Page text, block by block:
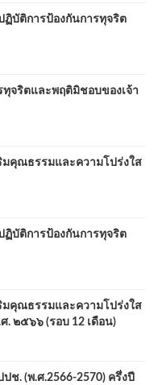
บัติการป้องกันการทุจริต
จริตและพฤติมิชอบของเจ้า
มคุณธรรมและความโปร่งใส
บัติการป้องกันการทุจริต
มคุณธรรมและความโปร่งใส
๒๕๖๖ (รอบ 12 เดือน)
. (พ.ศ.2566-2570) ครึ่งปี